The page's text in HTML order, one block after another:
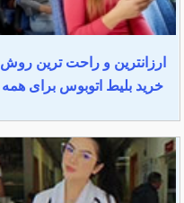
ارزانترین و راحت ترین روش
خرید بلیط اتوبوس برای همه